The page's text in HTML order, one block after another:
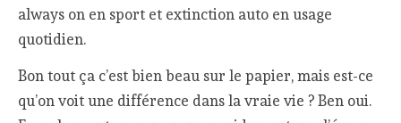
always on en sport et extinction auto en usage
quotidien.
Bon tout ça c’est bien beau sur le papier, mais est-ce
qu’on voit une différence dans la vraie vie ? Ben oui.